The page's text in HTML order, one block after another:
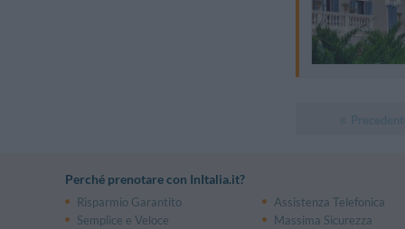
Perché prenotare con InItalia.it?
Risparmio Garantito Assistenza Telefonica
Semplice e Veloce
Massima Sicurezza